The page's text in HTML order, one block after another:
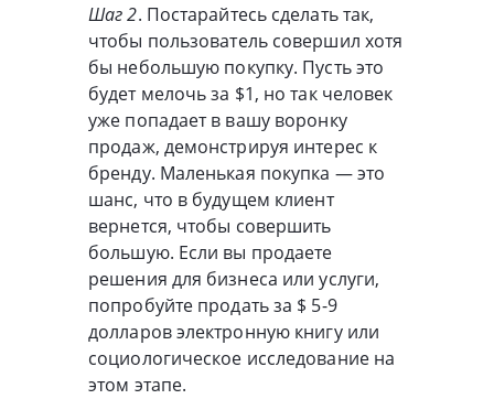
Шаг 2. Постарайтесь сделать так,
чтобы пользователь совершил хотя
бы небольшую покупку. Пусть это
будет мелочь за $1, но так человек
уже попадает в вашу воронку
продаж, демонстрируя интерес к
бренду. Маленькая покупка — это
шанс, что в будущем клиент
вернется, чтобы совершить
большую. Если вы продаете
решения для бизнеса или услуги,
попробуйте продать за $ 5-9
долларов электронную книгу или
социологическое исследование на
этом этапе.